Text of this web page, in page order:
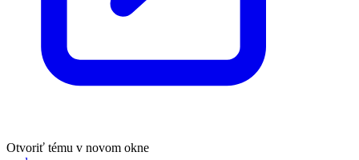
Otvoriť tému v novom okne